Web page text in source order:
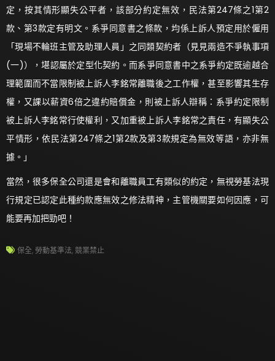
定，按其情形顯失公平者，該部分約定無效，民法第247條之1第2
款、第3款定有明文。系爭同意書之條款，均係上訴人預定用於僱用
「現場不輪班主管及助理人員」之同類契約者（見見兩造不爭執事項
(一)），堪認屬於定型化契約。而系爭同意書中之系爭約定既逾越合
理範圍而不當限制被上訴人李銘常離職後之工作權，甚至影響其生存
權，又課以薪資6倍之違約賠償金，則被上訴人辯稱：系爭約定限制
被上訴人李銘常行使權利，又加重被上訴人李銘常之責任，有顯失公
平情形，依民法第247條之1第2款及第3款規定為無效等語，亦非無
據。」
當然，很多保全公司還是會和離職員工有類似的約定，無視勞基法現
行規定已認定此種約款應無效之修法精神，主管機關要如何因應，可
能要再加把勁吧！
保全, 勞動基準法, 競業禁止